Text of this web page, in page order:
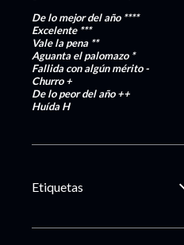
De lo mejor del año ****
Excelente***
Vale la pena **
Aguanta el palomazo *
Fallida con algún mérito-
Churro+
De lo peor del año++
HuídaH
Etiquetas